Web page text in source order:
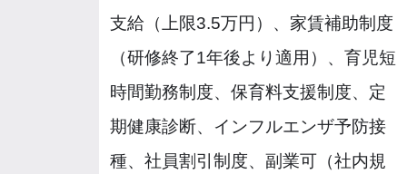
支給（上限3.5万円）、家賃補助制度
（研修終了1年後より適用）、育児短
時間勤務制度、保育料支援制度、定
期健康診断、インフルエンザ予防接
種、社員割引制度、副業可（社内規